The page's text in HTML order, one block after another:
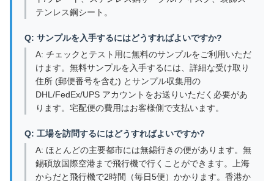
テンレス鋼シート。
Q: サンプルを入手するにはどうすればよいですか?
A: チェックとテスト用に無料のサンプルをご利用いただ
けます。無料サンプルを入手するには、詳細な受け取り
住所 (郵便番号を含む) とサンプル収集用の
DHL/FedEx/UPS アカウントをお送りいただく必要があ
ります。宅配便の費用はお客様側で支払います。
Q: 工場を訪問するにはどうすればよいですか?
A: ほとんどの主要都市には無錫行きの便があります。無
錫碩放国際空港まで飛行機で行くことができます。上海
からだと飛行機で2時間（毎日5便）かかります。香港か